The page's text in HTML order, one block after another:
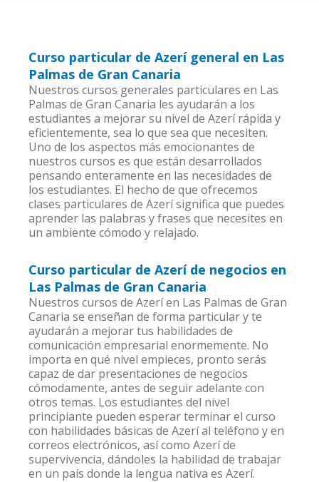
Curso particular de Azerí general en Las
Palmas de Gran Canaria
Nuestros cursos generales particulares en Las
Palmas de Gran Canaria les ayudarán a los
estudiantes a mejorar su nivel de Azerí rápida y
eficientemente, sea lo que sea que necesiten.
Uno de los aspectos más emocionantes de
nuestros cursos es que están desarrollados
pensando enteramente en las necesidades de
los estudiantes. El hecho de que ofrecemos
clases particulares de Azerí significa que puedes
aprender las palabras y frases que necesites en
un ambiente cómodo y relajado.
Curso particular de Azerí de negocios en
Las Palmas de Gran Canaria
Nuestros cursos de Azerí en Las Palmas de Gran
Canaria se enseñan de forma particular y te
ayudarán a mejorar tus habilidades de
comunicación empresarial enormemente. No
importa en qué nivel empieces, pronto serás
capaz de dar presentaciones de negocios
cómodamente, antes de seguir adelante con
otros temas. Los estudiantes del nivel
principiante pueden esperar terminar el curso
con habilidades básicas de Azerí al teléfono y en
correos electrónicos, así como Azerí de
supervivencia, dándoles la habilidad de trabajar
en un país donde la lengua nativa es Azerí.